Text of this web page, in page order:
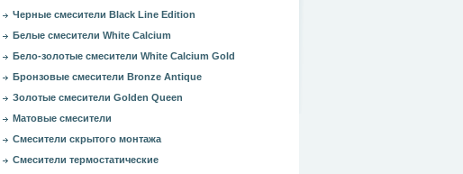
Черные смесители Black Line Edition
Белые смесители White Calcium
Бело-золотые смесители White Calcium Gold
Бронзовые смесители Bronze Antique
Золотые смесители Golden Queen
Матовые смесители
Смесители скрытого монтажа
Смесители термостатические